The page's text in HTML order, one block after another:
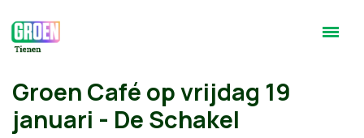
Groen Café op vrijdag 19
januari - De Schakel